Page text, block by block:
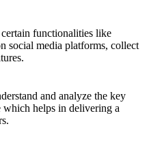
functionalities like
social media platforms, collect
and analyze the key
which helps in delivering a